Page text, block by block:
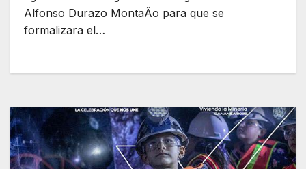
Alfonso Durazo MontaÃo para que se
formalizara el…